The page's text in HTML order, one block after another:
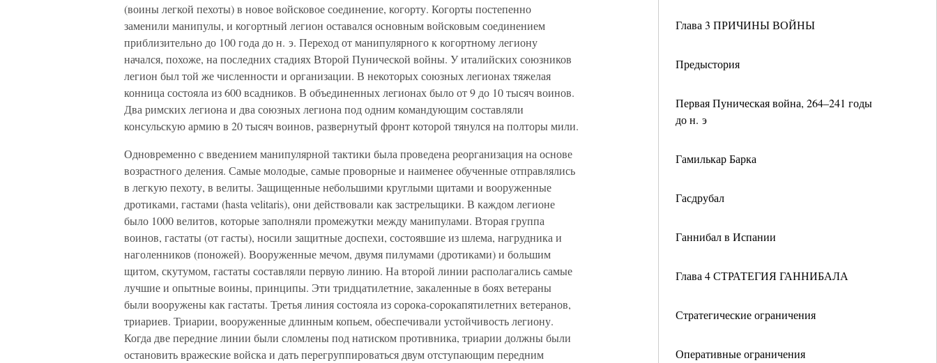
Глава 3 ПРИЧИНЫ ВОЙНЫ
Предыстория
Первая Пуническая война, 264–241 годы
до н. э
Гамилькар Барка
Гасдрубал
Ганнибал в Испании
Глава 4 СТРАТЕГИЯ ГАННИБАЛА
Стратегические ограничения
Оперативные ограничения
(воины легкой пехоты) в новое войсковое соединение, когорту. Когорты постепенно
заменили манипулы, и когортный легион оставался основным войсковым соединением
приблизительно до 100 года до н. э. Переход от манипулярного к когортному легиону
начался, похоже, на последних стадиях Второй Пунической войны. У италийских союзников
легион был той же численности и организации. В некоторых союзных легионах тяжелая
конница состояла из 600 всадников. В объединенных легионах было от 9 до 10 тысяч воинов.
Два римских легиона и два союзных легиона под одним командующим составляли
консульскую армию в 20 тысяч воинов, развернутый фронт которой тянулся на полторы мили.
Одновременно с введением манипулярной тактики была проведена реорганизация на основе
возрастного деления. Самые молодые, самые проворные и наименее обученные отправлялись
в легкую пехоту, в велиты. Защищенные небольшими круглыми щитами и вооруженные
дротиками, гастами (hasta velitaris), они действовали как застрельщики. В каждом легионе
было 1000 велитов, которые заполняли промежутки между манипулами. Вторая группа
воинов, гастаты (от гасты), носили защитные доспехи, состоявшие из шлема, нагрудника и
наголенников (поножей). Вооруженные мечом, двумя пилумами (дротиками) и большим
щитом, скутумом, гастаты составляли первую линию. На второй линии располагались самые
лучшие и опытные воины, принципы. Эти тридцатилетние, закаленные в боях ветераны
были вооружены как гастаты. Третья линия состояла из сорока-сорокапятилетних ветеранов,
триариев. Триарии, вооруженные длинным копьем, обеспечивали устойчивость легиону.
Когда две передние линии были сломлены под натиском противника, триарии должны были
остановить вражеские войска и дать перегруппироваться двум отступающим передним